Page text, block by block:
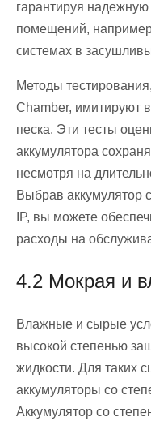
гарантируя
помещений,
системах в
Методы
Chamber, имитируют
песка. Эти тесты
аккумулятора
несмотря на
Выбрав аккумулятор
IP, вы можете
расходы на
4.2 Мокрая и
Влажные и сырые
высокой степенью
жидкости. Для таких
аккумуляторы со
Аккумулятор со